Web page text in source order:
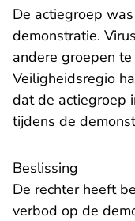
De actiegroep
demonstratie.
andere groepen
Veiligheidsregio
dat de actiegroep
tijdens de
Beslissing
De rechter heeft
verbod op de